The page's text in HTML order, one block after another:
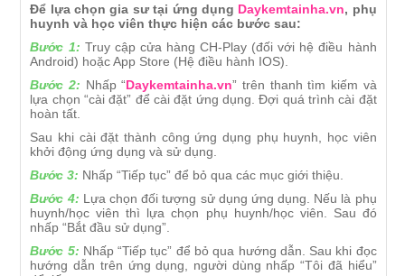
Để lựa chọn gia sư tại ứng dụng Daykemtainha.vn, phụ
huynh và học viên thực hiện các bước sau:
Bước 1: Truy cập cửa hàng CH-Play (đối với hệ điều hành
Android) hoặc App Store (Hệ điều hành IOS).
Bước 2: Nhấp “Daykemtainha.vn” trên thanh tìm kiếm và
lựa chọn “cài đặt” để cài đặt ứng dụng. Đợi quá trình cài đặt
hoàn tất.
Sau khi cài đặt thành công ứng dụng phụ huynh, học viên
khởi động ứng dụng và sử dụng.
Bước 3: Nhấp “Tiếp tục” để bỏ qua các mục giới thiệu.
Bước 4: Lựa chọn đối tượng sử dụng ứng dụng. Nếu là phụ
huynh/học viên thì lựa chọn phụ huynh/học viên. Sau đó
nhấp “Bắt đầu sử dụng”.
Bước 5: Nhấp “Tiếp tục” để bỏ qua hướng dẫn. Sau khi đọc
hướng dẫn trên ứng dụng, người dùng nhấp “Tôi đã hiểu”